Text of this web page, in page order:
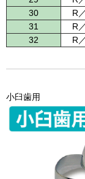
30
R
31
R
32
R
小臼歯用